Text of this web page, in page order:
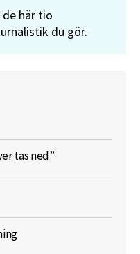
de här tio
du gör.
tas ned”